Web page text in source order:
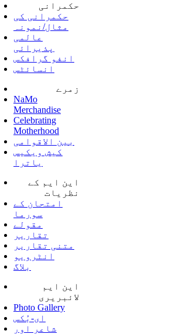
حکمرانی
حکمرانی کی
مثال/نمونہ
عالمی
پذیرائی
انفو گرافکس
انسائٹس
زمرے
NaMo
Merchandise
Celebrating
Motherhood
بین الاقوامی
کیش ویکیس
یاترا
این ایم کے
نظریات
امتحان کے
سورما
مقولے
تقاریر
متنی تقاریر
انٹرویو
بلاگ
این ایم
لائبریری
Photo Gallery
ای-بُکس
شاعر اور